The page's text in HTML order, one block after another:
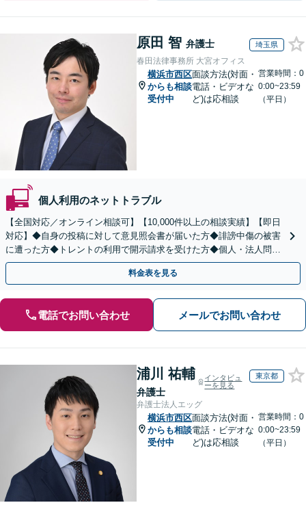
原田 智 弁護士 埼玉県
春田法律事務所 大宮オフィス
横浜市西区
からも相談
受付中
面談方法(対面・
電話・ビデオな
ど)は応相談
営業時間：0
0:00~23:59
（平日）
個人利用のネットトラブル
【全国対応／オンライン相談可】【10,000件以上の相談実績】【即日
対応】◆自身の投稿に対して意見照会書が届いた方◆誹謗中傷の被害
に遭った方◆トレントの利用で開示請求を受けた方◆個人・法人問わ
ず対応◎【来所不要／LINE相談可】
料金表を見る
電話でお問い合わせ メールでお問い合わせ
浦川 祐輔
弁護士
インタビュ
ーを見る
東京都
弁護士法人エッグ
横浜市西区
からも相談
受付中
面談方法(対面・
電話・ビデオな
ど)は応相談
営業時間：0
0:00~23:59
（平日）